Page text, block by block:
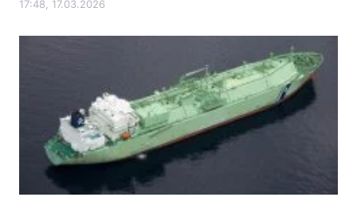
17:48, 17.03.2026